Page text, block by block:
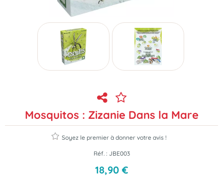
Mosquitos : Zizanie Dans la Mare
Soyez le premier à donner votre avis !
Réf. : JBE003
18,90 €